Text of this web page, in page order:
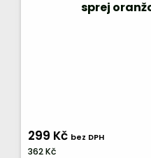
sprej
299 Kč bez DPH
362 Kč